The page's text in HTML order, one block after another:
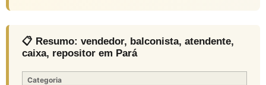
📋 Resumo: vendedor, balconista, atendente,
caixa, repositor em Pará
Categoria